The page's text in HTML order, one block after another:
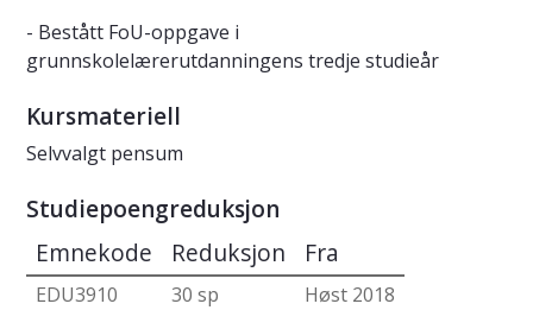
- Bestått FoU-oppgave i
grunnskolelærerutdanningens tredje studieår
Kursmateriell
Selvvalgt pensum
Studiepoengreduksjon
Emnekode Reduksjon Fra
EDU3910 30 sp
Høst 2018